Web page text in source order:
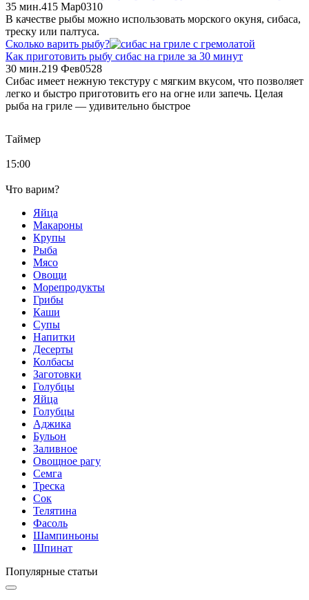
35 мин.415 Мар0310
В качестве рыбы можно использовать морского окуня, сибаса,
треску или палтуса.
Сколько варить рыбу?
Как приготовить рыбу сибас на гриле за 30 минут
30 мин.219 Фев0528
Сибас имеет нежную текстуру с мягким вкусом, что позволяет
легко и быстро приготовить его на огне или запечь. Целая
рыба на гриле — удивительно быстрое
Таймер
15:00
Что варим?
Яйца
Макароны
Крупы
Рыба
Мясо
Овощи
Морепродукты
Грибы
Каши
Супы
Напитки
Десерты
Колбасы
Заготовки
Голубцы
Яйца
Голубцы
Аджика
Бульон
Заливное
Овощное рагу
Семга
Треска
Сок
Телятина
Фасоль
Шампиньоны
Шпинат
Популярные статьи